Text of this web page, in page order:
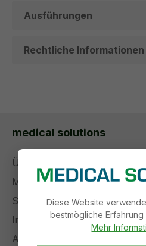
Ausführungen
Rechtliche Informationen
medical solutions
Über uns
Management
Stellenangebote
Impressum
AGB
Diese Website
bestmögliche
Mehr